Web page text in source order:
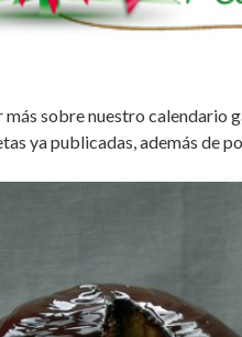
más sobre nuestro calendario
ya publicadas, además de